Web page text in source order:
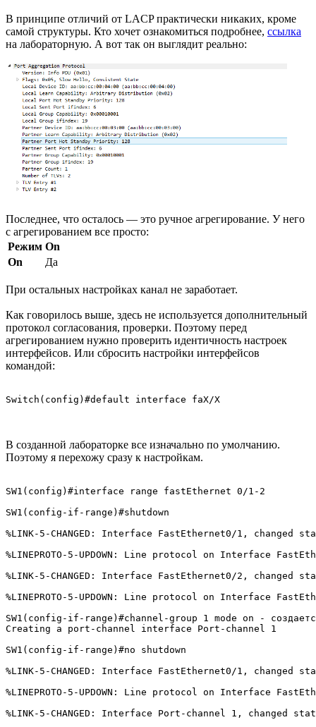
В принципе отличий от LACP практически никаких, кроме
самой структуры. Кто хочет ознакомиться подробнее, ссылка
на лабораторную. А вот так он выглядит реально:
Последнее, что осталось — это ручное агрегирование. У него
с агрегированием все просто:
Режим On
On
Да
При остальных настройках канал не заработает.
Как говорилось выше, здесь не используется дополнительный
протокол согласования, проверки. Поэтому перед
агрегированием нужно проверить идентичность настроек
интерфейсов. Или сбросить настройки интерфейсов
командой:
Switch(config)#default interface faX/X
В созданной лабораторке все изначально по умолчанию.
Поэтому я перехожу сразу к настройкам.
SW1(config)#interface range fastEthernet 0/1-2
SW1(config-if-range)#shutdown
%LINK-5-CHANGED: Interface FastEthernet0/1, changed
%LINEPROTO-5-UPDOWN: Line protocol on Interface
%LINK-5-CHANGED: Interface FastEthernet0/2, changed
%LINEPROTO-5-UPDOWN: Line protocol on Interface
SW1(config-if-range)#channel-group 1 mode on -
Creating a port-channel interface Port-channel 1
SW1(config-if-range)#no shutdown
%LINK-5-CHANGED: Interface FastEthernet0/1, changed
%LINEPROTO-5-UPDOWN: Line protocol on Interface
%LINK-5-CHANGED: Interface Port-channel 1, changed